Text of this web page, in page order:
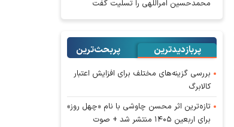
محمدحسین امراللهی را تسلیت گفت
پربازدیدترین پربحث‌ترین‌
بررسی گزینه‌های مختلف برای افزایش اعتبار
کالابرگ
تازه‌ترین اثر محسن چاوشی با نام «چهل روز»
برای اربعین ۱۴۰۵ منتشر شد + صوت